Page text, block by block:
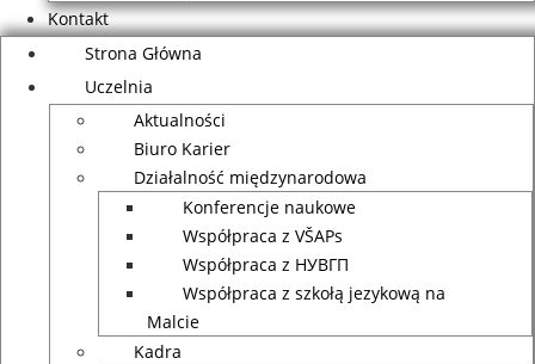
Kontakt
Strona Główna
Uczelnia
Aktualności
Biuro Karier
Działalność międzynarodowa
Konferencje naukowe
Współpraca z VŠAPs
Współpraca z НУВГП
Współpraca z szkołą jezykową na
Malcie
Kadra